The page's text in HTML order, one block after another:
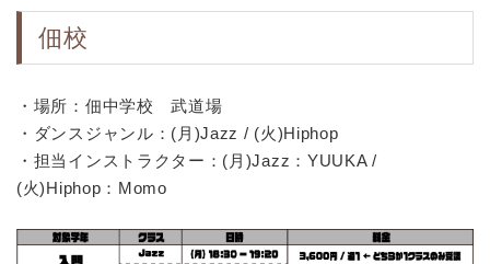
佃校
・場所：佃中学校 武道場
・ダンスジャンル：(月)Jazz / (火)Hiphop
・担当インストラクター：(月)Jazz：YUUKA /
(火)Hiphop：Momo